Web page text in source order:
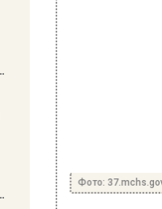
Фото: